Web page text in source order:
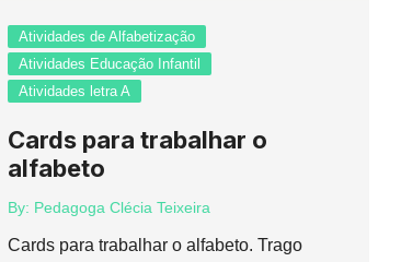
Atividades de Alfabetização
Atividades Educação Infantil
Atividades letra A
Cards para trabalhar o
alfabeto
By: Pedagoga Clécia Teixeira
Cards para trabalhar o alfabeto. Trago